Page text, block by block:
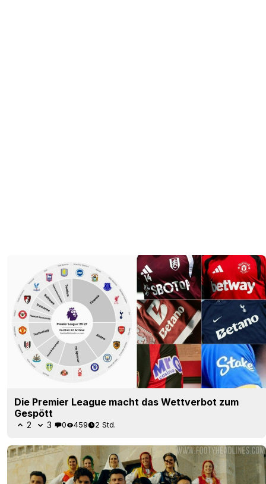
Die Premier League macht das Wettverbot zum
Gespött
2 3 0 459 2 Std.